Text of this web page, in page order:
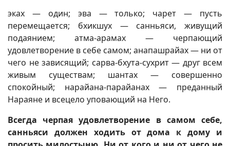
эках — один; эва — только; чарет — пусть
перемещается; бхикшух — санньяси, живущий
подаянием; атма-арамах — черпающий
удовлетворение в себе самом; анапашрайах — ни от
чего не зависящий; сарва-бхута-сухрит — друг всем
живым существам; шантах — совершенно
спокойный; нарайана-парайанах — преданный
Нараяне и всецело уповающий на Него.
Всегда черпая удовлетворение в самом себе,
санньяси должен ходить от дома к дому и